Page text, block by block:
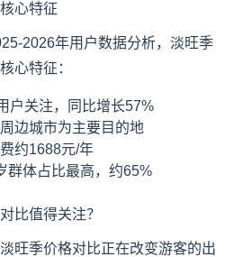
心特征
2026年用户数据分析，淡旺季
心特征：
户关注，同比增长57%
边城市为主要目的地
约1688元/年
群体占比最高，约65%
比值得关注？
旺季价格对比正在改变游客的出